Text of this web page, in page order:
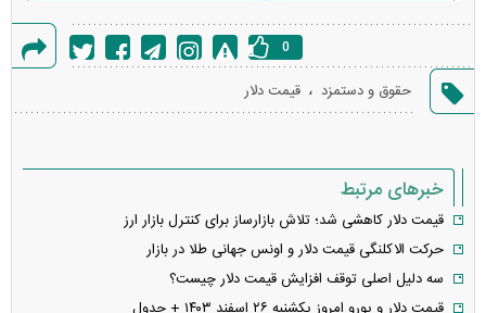
خطا
0
حقوق و دستمزد ، قیمت دلار
خبرهای مرتبط
قیمت دلار کاهشی شد؛ تلاش بازارساز برای کنترل بازار ارز
حرکت الاکلنگی قیمت دلار و اونس جهانی طلا در بازار
سه دلیل اصلی توقف افزایش قیمت دلار چیست؟